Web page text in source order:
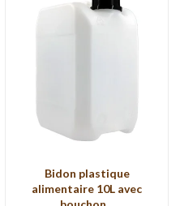
Bidon plastique
alimentaire 10L avec